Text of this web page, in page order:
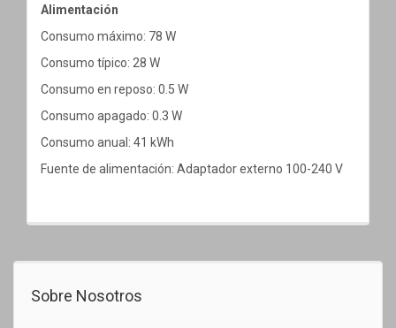
Alimentación
Consumo máximo: 78 W
Consumo típico: 28 W
Consumo en reposo: 0.5 W
Consumo apagado: 0.3 W
Consumo anual: 41 kWh
Fuente de alimentación: Adaptador externo 100-240 V
Sobre Nosotros